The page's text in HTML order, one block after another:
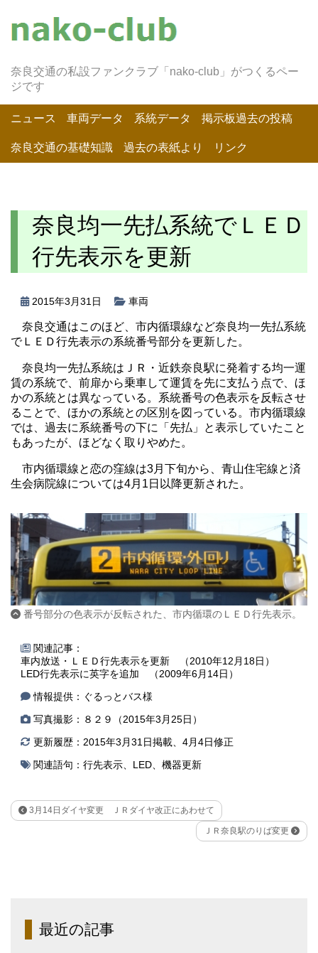
奈良交通の私設ファンクラブ「nako-club」がつくるペー
ジです
ニュース 車両データ 系統データ 掲示板過去の投稿
奈良交通の基礎知識 過去の表紙より リンク
奈良均一先払系統でＬＥＤ
行先表示を更新
2015年3月31日 車両
奈良交通はこのほど、市内循環線など奈良均一先払系統
でＬＥＤ行先表示の系統番号部分を更新した。
奈良均一先払系統はＪＲ・近鉄奈良駅に発着する均一運
賃の系統で、前扉から乗車して運賃を先に支払う点で、ほ
かの系統とは異なっている。系統番号の色表示を反転させ
ることで、ほかの系統との区別を図っている。市内循環線
では、過去に系統番号の下に「先払」と表示していたこと
もあったが、ほどなく取りやめた。
市内循環線と恋の窪線は3月下旬から、青山住宅線と済
生会病院線については4月1日以降更新された。
番号部分の色表示が反転された、市内循環のＬＥＤ行先表示。
関連記事：
車内放送・ＬＥＤ行先表示を更新 （2010年12月18日）
LED行先表示に英字を追加 （2009年6月14日）
情報提供：ぐるっとバス様
写真撮影：８２９（2015年3月25日）
更新履歴：2015年3月31日掲載、4月4日修正
関連語句： 行先表示、 LED、 機器更新
3月14日ダイヤ変更 ＪＲダイヤ改正にあわせて
ＪＲ奈良駅のりば変更
最近の記事